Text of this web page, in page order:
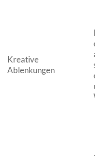
Kreative
Ablenkungen